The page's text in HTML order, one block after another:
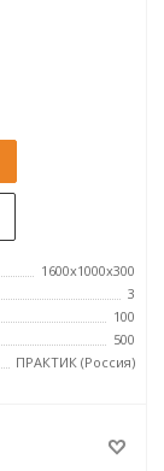
1600x1000x300
3
100
500
ПРАКТИК (Россия)